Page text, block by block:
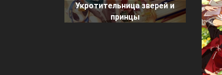
Укротительница зверей и
принцы